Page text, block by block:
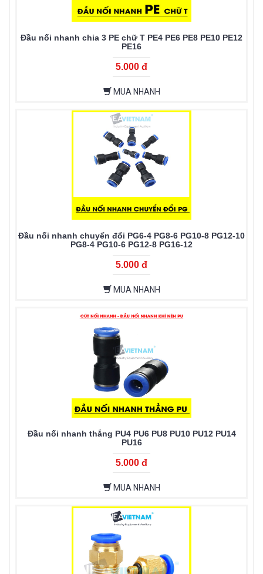
Đầu nối nhanh chia 3 PE chữ T PE4 PE6 PE8 PE10 PE12
PE16
5.000 đ
MUA NHANH
Đầu nối nhanh chuyển đổi PG6-4 PG8-6 PG10-8 PG12-10
PG8-4 PG10-6 PG12-8 PG16-12
5.000 đ
MUA NHANH
Đầu nối nhanh thẳng PU4 PU6 PU8 PU10 PU12 PU14
PU16
5.000 đ
MUA NHANH